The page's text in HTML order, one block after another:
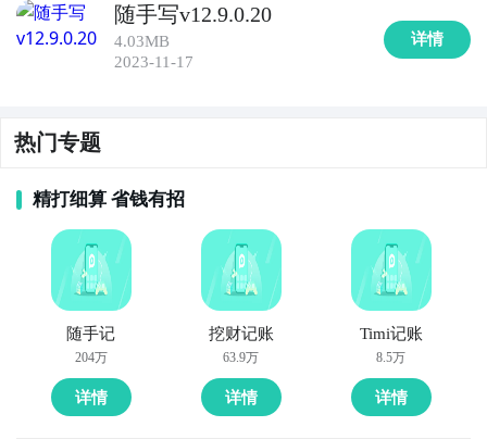
随手写v12.9.0.20
4.03MB
2023-11-17
详情
热门专题
精打细算 省钱有招
随手记
204万
详情
挖财记账
63.9万
详情
Timi记账
8.5万
详情